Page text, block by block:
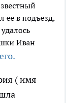
ее в подъезд,
Иван
( имя